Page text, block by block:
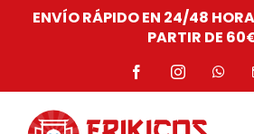
SaltarENVÍO RÁPIDO EN 24/48
PARTIR DE
FacebookInstagram